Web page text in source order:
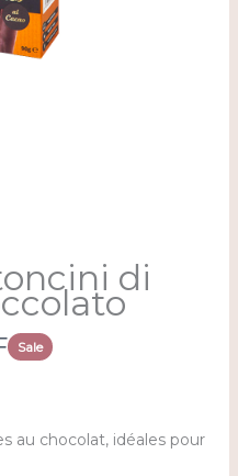
di
Sale
au chocolat, idéales pour